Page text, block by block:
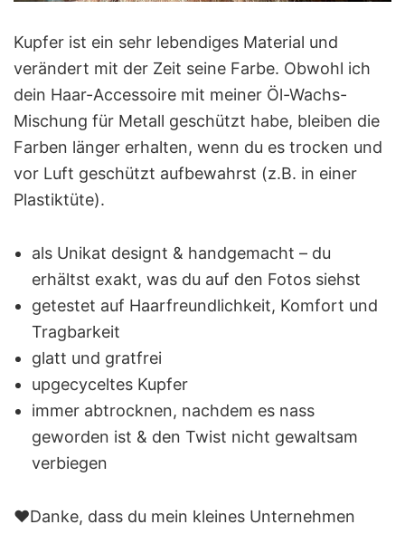
Kupfer ist ein sehr lebendiges Material und
verändert mit der Zeit seine Farbe. Obwohl ich
dein Haar-Accessoire mit meiner Öl-Wachs-
Mischung für Metall geschützt habe, bleiben die
Farben länger erhalten, wenn du es trocken und
vor Luft geschützt aufbewahrst (z.B. in einer
Plastiktüte).
als Unikat designt & handgemacht – du
erhältst exakt, was du auf den Fotos siehst
getestet auf Haarfreundlichkeit, Komfort und
Tragbarkeit
glatt und gratfrei
upgecyceltes Kupfer
immer abtrocknen, nachdem es nass
geworden ist & den Twist nicht gewaltsam
verbiegen
❤️Danke, dass du mein kleines Unternehmen